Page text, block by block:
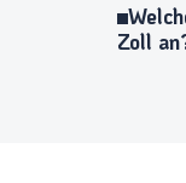
Zoll